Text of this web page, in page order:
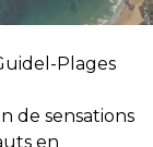
Plages
de sensations
en